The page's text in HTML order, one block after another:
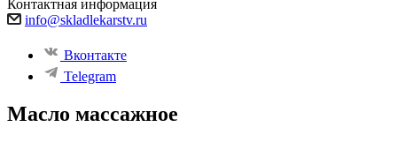
Контактная информация
info@skladlekarstv.ru
Вконтакте
Telegram
Масло массажное